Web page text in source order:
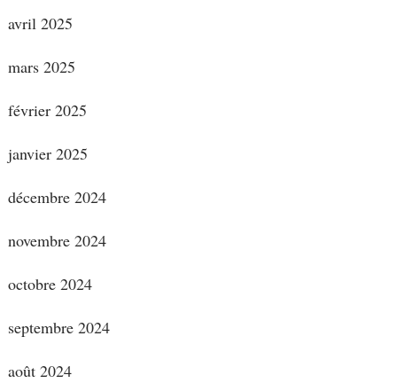
avril 2025
mars 2025
février 2025
janvier 2025
décembre 2024
novembre 2024
octobre 2024
septembre 2024
août 2024